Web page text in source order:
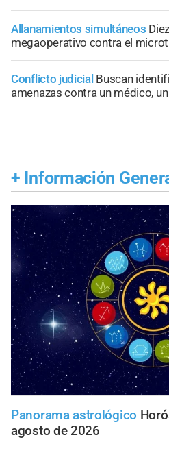
Allanamientos simultáneos
megaoperativo contra el
Conflicto judicial Buscan
amenazas contra un médico,
+ Información
Panorama astrológico
agosto de 2026